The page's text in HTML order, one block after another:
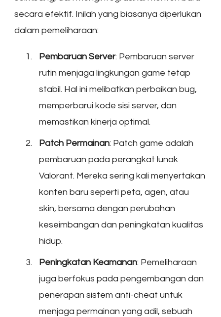
secara efektif. Inilah yang biasanya diperlukan
dalam pemeliharaan:
Pembaruan Server: Pembaruan server
rutin menjaga lingkungan game tetap
stabil. Hal ini melibatkan perbaikan bug,
memperbarui kode sisi server, dan
memastikan kinerja optimal.
Patch Permainan: Patch game adalah
pembaruan pada perangkat lunak
Valorant. Mereka sering kali menyertakan
konten baru seperti peta, agen, atau
skin, bersama dengan perubahan
keseimbangan dan peningkatan kualitas
hidup.
Peningkatan Keamanan: Pemeliharaan
juga berfokus pada pengembangan dan
penerapan sistem anti-cheat untuk
menjaga permainan yang adil, sebuah